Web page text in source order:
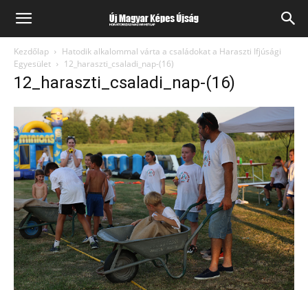
Kezdőlap
Hatodik alkalommal várta a családokat a Haraszti Ifjúsági
Egyesület
12_haraszti_csaladi_nap-(16)
12_haraszti_csaladi_nap-(16)